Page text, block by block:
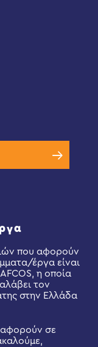
που αφορούν
έργα είναι
η οποία
τον
στην Ελλάδα
αφορούν σε